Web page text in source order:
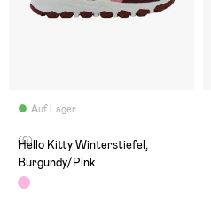
Auf Lager
(0)
Hello Kitty Winterstiefel,
Burgundy/Pink